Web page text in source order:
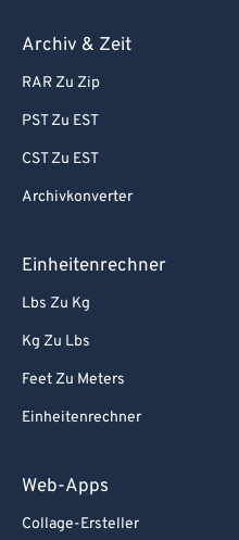
Archiv & Zeit
RAR Zu Zip
PST Zu EST
CST Zu EST
Archivkonverter
Einheitenrechner
Lbs Zu Kg
Kg Zu Lbs
Feet Zu Meters
Einheitenrechner
Web-Apps
Collage-Ersteller